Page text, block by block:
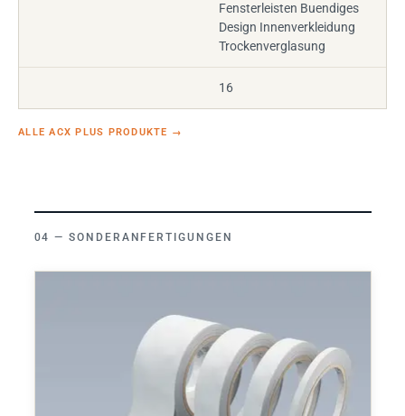
Fensterleisten Buendiges
Design Innenverkleidung
Trockenverglasung
16
ALLE ACX PLUS PRODUKTE →
SONDERANFERTIGUNGEN